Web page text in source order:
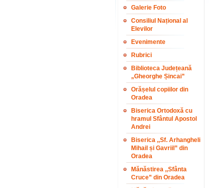
Galerie Foto
Consiliul Național al
Elevilor
Evenimente
Rubrici
Biblioteca Județeană
„Gheorghe Șincai”
Orășelul copiilor din
Oradea
Biserica Ortodoxă cu
hramul Sfântul Apostol
Andrei
Biserica ,,Sf. Arhangheli
Mihail și Gavriil” din
Oradea
Mănăstirea ,,Sfânta
Cruce” din Oradea